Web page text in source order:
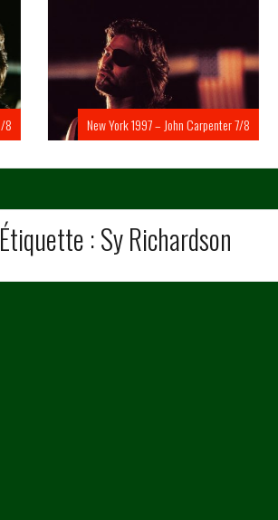
New York 1997 – John Carpenter 7/8
Étiquette :Sy Richardson